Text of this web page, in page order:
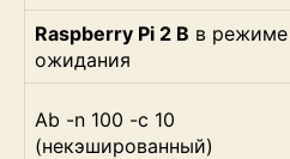
Raspberry Pi 2 B в режиме
ожидания
Ab -n 100 -c 10
(некэшированный)